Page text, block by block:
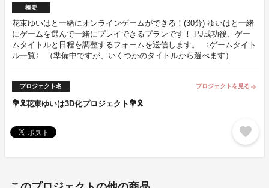
概要
花束ゆいはと一緒にオンラインゲームができる！(30分) ゆいはと一緒
にゲームを選んで一緒にプレイできるプランです！ PJ成功後、ゲー
ムタイトルと日程を調整するフォームを送信します。 〈ゲームタイト
ル一覧〉 （準備中ですが、いくつかのタイトルから選べます）
プロジェクト名 プロジェクトを見る arrow_forward
💐🎗花束ゆいは3D化プロジェクト💐🎗
favorite